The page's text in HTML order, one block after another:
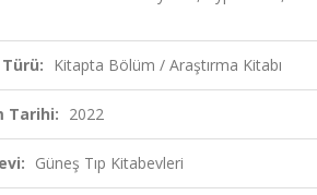
Türü: Kitapta Bölüm / Araştırma Kitabı
Tarihi: 2022
Güneş Tıp Kitabevleri